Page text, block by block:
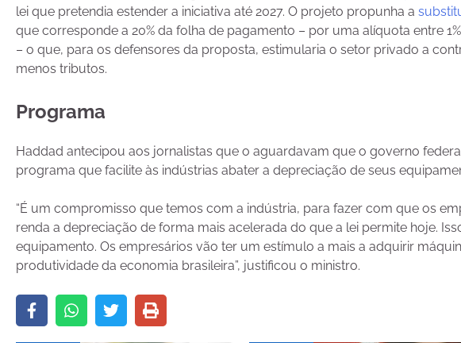
lei que pretendia estender a iniciativa até 2027. O projeto propunha a
que corresponde a 20% da folha de pagamento – por uma alíquota entre
– o que, para os defensores da proposta, estimularia o setor privado a
menos tributos.
Programa
Haddad antecipou aos jornalistas que o aguardavam que o governo
programa que facilite às indústrias abater a depreciação de seus
“É um compromisso que temos com a indústria, para fazer com que os
renda a depreciação de forma mais acelerada do que a lei permite hoje.
equipamento. Os empresários vão ter um estímulo a mais a adquirir
produtividade da economia brasileira”, justificou o ministro.